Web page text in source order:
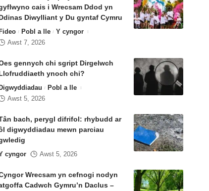
cais i Wrecsam Ddod yn
Diwylliant y Du gyntaf Cymru
Fideo Pobl a lle
Y cyngor
Awst 7, 2026
gennych chi sgript Dirgelwch
ynoch chi?
Digwyddiadau
Pobl a lle
Awst 5, 2026
bach, perygl difrifol: rhybudd ar
digwyddiadau mewn parciau
cyngor Awst 5, 2026
Wrecsam yn cefnogi nodyn
Cadwch Gymru’n Daclus –